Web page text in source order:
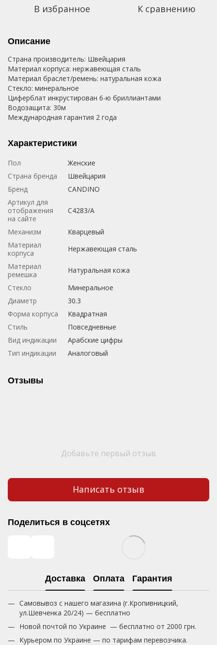
В избранное К сравнению
Описание
Страна производитель: Швейцария
Материал корпуса: нержавеющая сталь
Материал браслет/ремень: натуральная кожа
Стекло: минеральное
Циферблат инкрустирован 6-ю бриллиантами
Водозащита: 30м
Международная гарантия 2 года
Характеристики
Пол
Женские
Страна бренда
Швейцария
Бренд
CANDINO
Артикул для
отображения
на сайте
C4283/A
Механизм
Кварцевый
Материал
корпуса
Нержавеющая сталь
Материал
ремешка
Натуральная кожа
Стекло
Минеральное
Диаметр
30.3
Форма корпуса
Квадратная
Стиль
Повседневные
Вид индикации
Арабские цифры
Тип индикации
Аналоговый
Отзывы
Добавьте первый отзыв
Написать отзыв
Поделиться в соцсетях
Доставка Оплата Гарантия
Самовывоз с нашего магазина (г.Кропивницкий,
ул.Шевченка 20/24) — бесплатно
Новой почтой по Украине — бесплатно от 2000 грн.
Курьером по Украине — по тарифам перевозчика.